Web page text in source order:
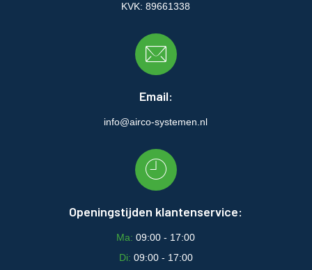
KVK: 89661338
Email:
info@airco-systemen.nl
Openingstijden klantenservice:
Ma:09:00 - 17:00
Di: 09:00 - 17:00